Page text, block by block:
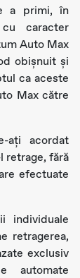
a primi, în
caracter
Auto Max
obișnuit și
ca aceste
Max către
ați acordat
retrage, fără
efectuate
individuale
retragerea,
exclusiv
automate